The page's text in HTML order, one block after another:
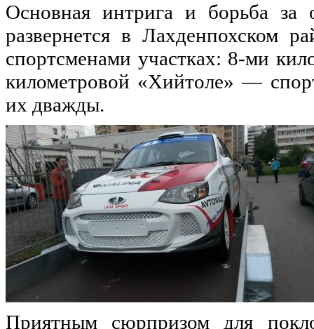
Основная интрига и борьба за
развернется в Лахденпохском
спортсменами участках: 8-ми
километровой «Хийтоле» —
их дважды.
Приятным сюрпризом для